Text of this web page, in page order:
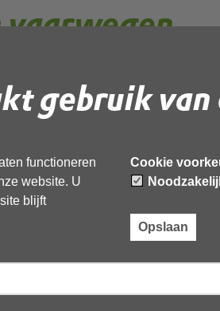
gebruik van
functioneren
website. U
blijft
Cookie
Opslaan
vaarwegen
op het gebied van wegen en